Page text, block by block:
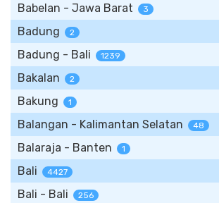
Babelan - Jawa Barat 3
Badung 2
Badung - Bali 1239
Bakalan 2
Bakung 1
Balangan - Kalimantan Selatan 48
Balaraja - Banten 1
Bali 4427
Bali - Bali 256